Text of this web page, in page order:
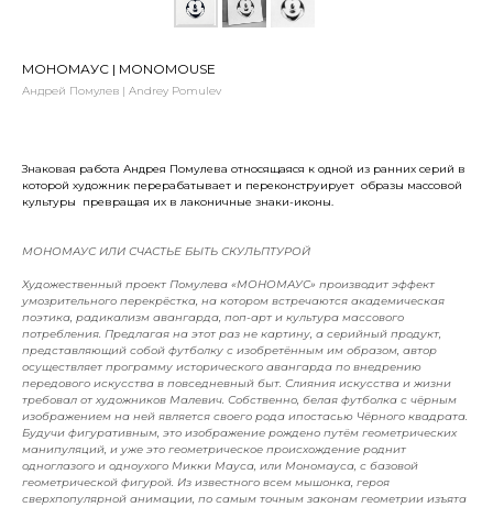
МОНОМАУС | MONOMOUSE
Андрей Помулев | Andrey Pomulev
Знаковая работа Андрея Помулева относящаяся к одной из ранних серий в
которой художник перерабатывает и переконструирует образы массовой
культуры превращая их в лаконичные знаки-иконы.
МОНОМАУС ИЛИ СЧАСТЬЕ БЫТЬ СКУЛЬПТУРОЙ
Художественный проект Помулева «МОНОМАУС» производит эффект
умозрительного перекрёстка, на котором встречаются академическая
поэтика, радикализм авангарда, поп-арт и культура массового
потребления. Предлагая на этот раз не картину, а серийный продукт,
представляющий собой футболку с изобретённым им образом, автор
осуществляет программу исторического авангарда по внедрению
передового искусства в повседневный быт. Слияния искусства и жизни
требовал от художников Малевич. Собственно, белая футболка с чёрным
изображением на ней является своего рода ипостасью Чёрного квадрата.
Будучи фигуративным, это изображение рождено путём геометрических
манипуляций, и уже это геометрическое происхождение роднит
одноглазого и одноухого Микки Мауса, или Мономауса, с базовой
геометрической фигурой. Из известного всем мышонка, героя
сверхпопулярной анимации, по самым точным законам геометрии изъята